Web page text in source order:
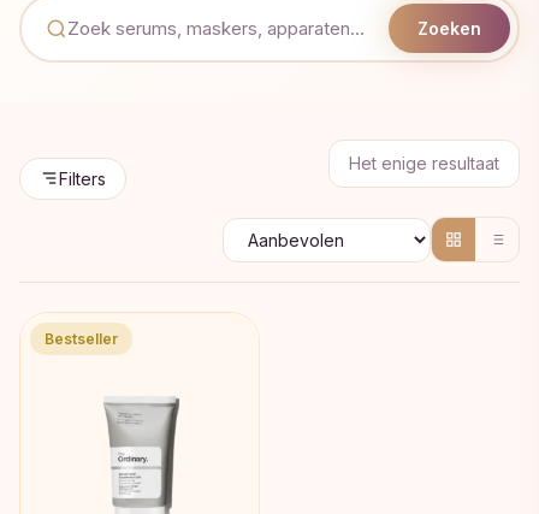
Zoeken
Filters
Het enige resultaat
Bestseller